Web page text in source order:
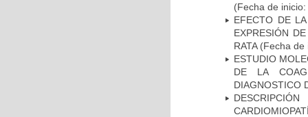
(Fecha de
EFECTO DE
EXPRESIÓN
RATA(Fecha de
ESTUDIO
DE LA
DIAGNOSTICO